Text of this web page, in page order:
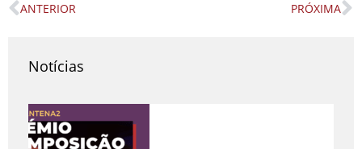
Prev
ANTERIOR PRÓXIMA
Notícias